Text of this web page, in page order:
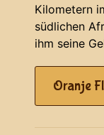
Kilometern
südlichen
ihm seine
Oranje